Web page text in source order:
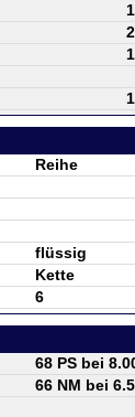
Reihe
flüssig
Kette
6
68 PS bei
66 NM bei